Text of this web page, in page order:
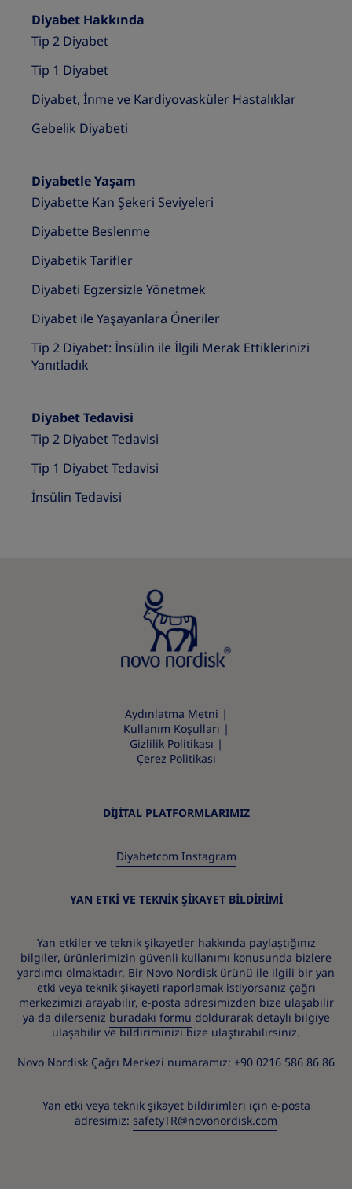
Diyabet Hakkında
Tip 2 Diyabet
Tip 1 Diyabet
Diyabet, İnme ve Kardiyovasküler Hastalıklar
Gebelik Diyabeti
Diyabetle Yaşam
Diyabette Kan Şekeri Seviyeleri
Diyabette Beslenme
Diyabetik Tarifler
Diyabeti Egzersizle Yönetmek
Diyabet ile Yaşayanlara Öneriler
Tip 2 Diyabet: İnsülin ile İlgili Merak Ettiklerinizi
Yanıtladık
Diyabet Tedavisi
Tip 2 Diyabet Tedavisi
Tip 1 Diyabet Tedavisi
İnsülin Tedavisi
Aydınlatma Metni
Kullanım Koşulları
Gizlilik Politikası
Çerez Politikası
DİJİTAL PLATFORMLARIMIZ
Diyabetcom Instagram
YAN ETKİ VE TEKNİK ŞİKAYET BİLDİRİMİ
Yan etkiler ve teknik şikayetler hakkında paylaştığınız
bilgiler, ürünlerimizin güvenli kullanımı konusunda bizlere
yardımcı olmaktadır. Bir Novo Nordisk ürünü ile ilgili bir yan
etki veya teknik şikayeti raporlamak istiyorsanız çağrı
merkezimizi arayabilir, e-posta adresimizden bize ulaşabilir
ya da dilerseniz buradaki formu doldurarak detaylı bilgiye
ulaşabilir ve bildiriminizi bize ulaştırabilirsiniz.
Novo Nordisk Çağrı Merkezi numaramız: +90 0216 586 86 86
Yan etki veya teknik şikayet bildirimleri için e-posta
adresimiz: safetyTR@novonordisk.com